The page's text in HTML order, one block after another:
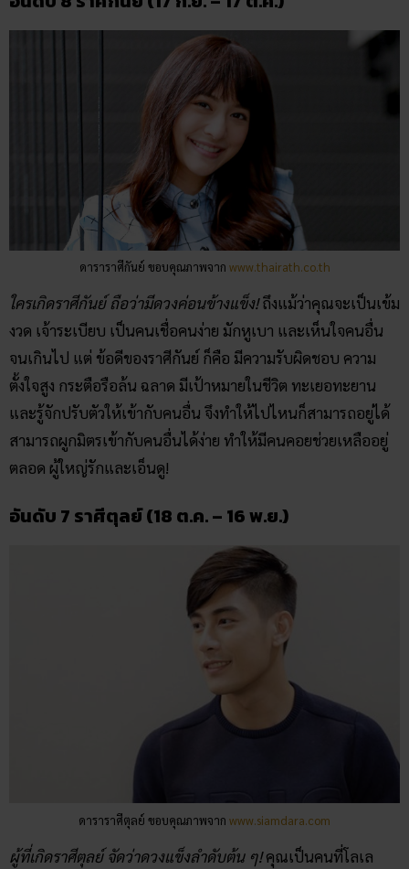
ดาราราศีกันย์ ขอบคุณภาพจาก www.thairath.co.th
ใครเกิดราศีกันย์ ถือว่ามีดวงค่อนข้างแข็ง!ถึงแม้ว่าคุณจะเป็นเข้ม
งวด เจ้าระเบียบ เป็นคนเชื่อคนง่าย มักหูเบา และเห็นใจคนอื่น
จนเกินไป แต่ ข้อดีของราศีกันย์ ก็คือ มีความรับผิดชอบ ความ
ตั้งใจสูง กระตือรือล้น ฉลาด มีเป้าหมายในชีวิต ทะเยอทะยาน
และรู้จักปรับตัวให้เข้ากับคนอื่น จึงทำให้ไปไหนก็สามารถอยู่ได้
สามารถผูกมิตรเข้ากับคนอื่นได้ง่าย ทำให้มีคนคอยช่วยเหลืออยู่
ตลอด ผู้ใหญ่รักและเอ็นดู!
อันดับ 7 ราศีตุลย์ (18 ต.ค. – 16 พ.ย.)
ดาราราศีตุลย์ ขอบคุณภาพจาก www.siamdara.com
ผู้ที่เกิดราศีตุลย์ จัดว่าดวงแข็งลำดับต้น ๆ!คุณเป็นคนที่โลเล